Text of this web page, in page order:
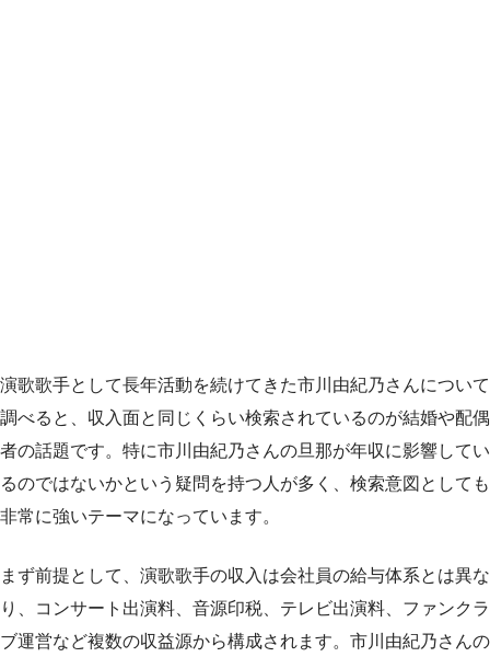
演歌歌手として長年活動を続けてきた市川由紀乃さんについて
調べると、収入面と同じくらい検索されているのが結婚や配偶
者の話題です。特に市川由紀乃さんの旦那が年収に影響してい
るのではないかという疑問を持つ人が多く、検索意図としても
非常に強いテーマになっています。
まず前提として、演歌歌手の収入は会社員の給与体系とは異な
り、コンサート出演料、音源印税、テレビ出演料、ファンクラ
ブ運営など複数の収益源から構成されます。市川由紀乃さんの